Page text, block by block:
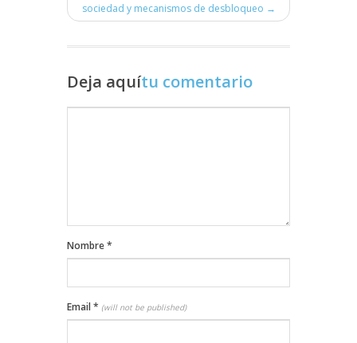
sociedad y mecanismos de desbloqueo →
Deja aquítu comentario
Nombre*
Email* (will not be published)